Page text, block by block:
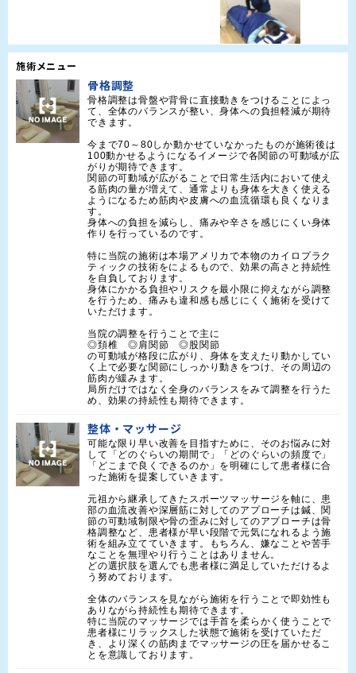
施術メニュー
骨格調整
骨格調整は骨盤や背骨に直接動きをつけることによっ
て、全体のバランスが整い、身体への負担軽減が期待
できます。
今まで70～80しか動かせていなかったものが施術後は
100動かせるようになるイメージで各関節の可動域が広
がりが期待できます。
関節の可動域が広がることで日常生活内において使え
る筋肉の量が増えて、通常よりも身体を大きく使える
ようになるため筋肉や皮膚への血流循環も良くなりま
す。
身体への負担を減らし、痛みや辛さを感じにくい身体
作りを行っているのです。
特に当院の施術は本場アメリカで本物のカイロプラク
ティックの技術をによるもので、効果の高さと持続性
を自負しております。
身体にかかる負担やリスクを最小限に抑えながら調整
を行うため、痛みも違和感も感じにくく施術を受けて
いただけます。
当院の調整を行うことで主に
◎頚椎　◎肩関節　◎股関節
の可動域が格段に広がり、身体を支えたり動かしてい
く上で必要な関節にしっかり動きをつけ、その周辺の
筋肉が緩みます。
局所だけではなく全身のバランスをみて調整を行うた
め、効果の持続性も期待できます。
整体・マッサージ
可能な限り早い改善を目指すために、そのお悩みに対
して「どのぐらいの期間で」「どのぐらいの頻度で」
「どこまで良くできるのか」を明確にして患者様に合
った施術を提案していきます。
元祖から継承してきたスポーツマッサージを軸に、患
部の血流改善や深層筋に対してのアプローチは鍼、関
節の可動域制限や骨の歪みに対してのアプローチは骨
格調整など、患者様が早い段階で元気になれるよう施
術を組み立てていきます。もちろん、嫌なことや苦手
なことを無理やり行うことはありません。
どの選択肢を選んでも患者様に満足していただけるよ
う努めております。
全体のバランスを見ながら施術を行うことで即効性も
ありながら持続性も期待できます。
特に当院のマッサージでは手首を柔らかく使うことで
患者様にリラックスした状態で施術を受けていただ
き、より深くの筋肉までマッサージの圧を届かせるこ
とを意識しております。